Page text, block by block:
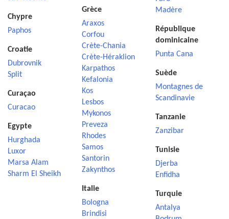
Chypre
Paphos
Croatie
Dubrovnik
Split
Curaçao
Curacao
Egypte
Hurghada
Luxor
Marsa Alam
Sharm El Sheikh
Grèce
Araxos
Corfou
Crète-Chania
Crète-Héraklion
Karpathos
Kefalonia
Kos
Lesbos
Mykonos
Preveza
Rhodes
Samos
Santorin
Zakynthos
Italie
Bologna
Brindisi
Madère
République
dominicaine
Punta Cana
Suède
Montagnes de
Scandinavie
Tanzanie
Zanzibar
Tunisie
Djerba
Enfidha
Turquie
Antalya